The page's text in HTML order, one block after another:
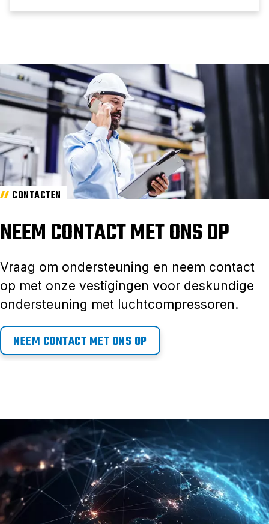
CONTACTEN
NEEM CONTACT MET ONS OP
Vraag om ondersteuning en neem contact
op met onze vestigingen voor deskundige
ondersteuning met luchtcompressoren.
NEEM CONTACT MET ONS OP